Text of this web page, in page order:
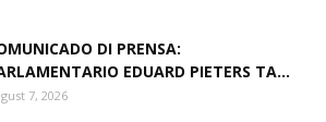
DI PRENSA:
EDUARD PIETERS TA...
7, 2026